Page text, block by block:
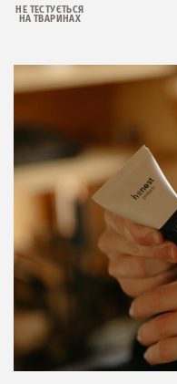
НЕ ТЕСТУЄТЬСЯ
НА ТВАРИНАХ